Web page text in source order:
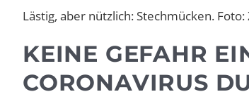
Lästig, aber nützlich: Stechmücken.
KEINE GEFAHR
CORONAVIRUS